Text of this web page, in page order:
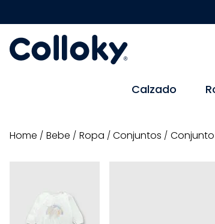
Calzado
bebe ropa conjuntos Conjunto